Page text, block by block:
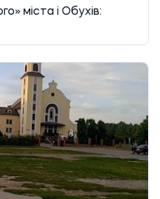
міста і Обухів: